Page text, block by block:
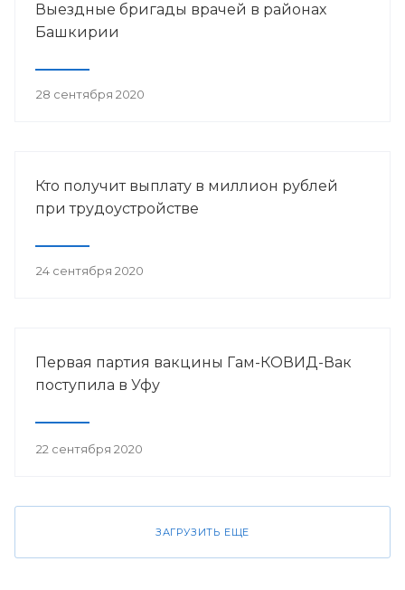
Выездные бригады врачей в районах
Башкирии
28 сентября 2020
Кто получит выплату в миллион рублей
при трудоустройстве
24 сентября 2020
Первая партия вакцины Гам-КОВИД-Вак
поступила в Уфу
22 сентября 2020
ЗАГРУЗИТЬ ЕЩЕ